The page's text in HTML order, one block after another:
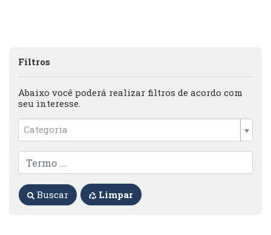
Filtros
Abaixo você poderá realizar filtros de acordo com
seu interesse.
Categoria
Buscar Limpar